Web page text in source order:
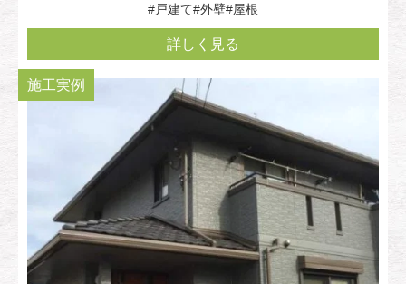
#戸建て#外壁#屋根
詳しく見る
施工実例